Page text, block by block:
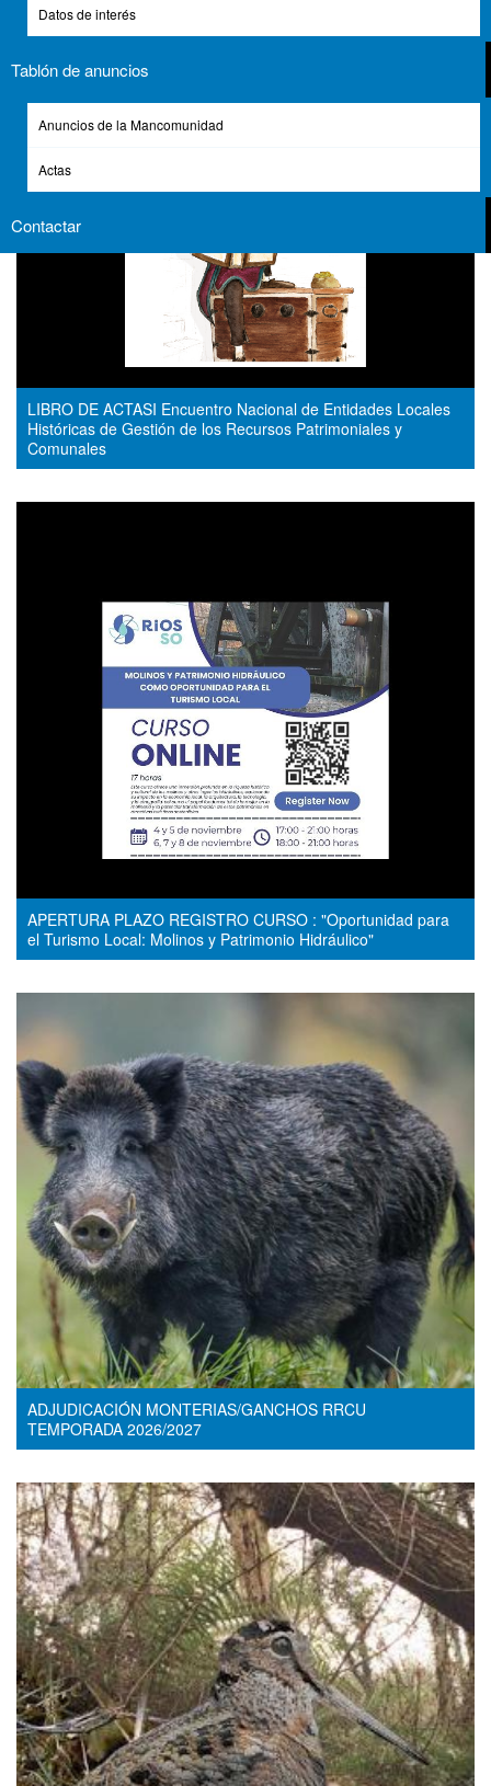
Datos de interés
Tablón de anuncios
Anuncios de la Mancomunidad
Actas
Contactar
LIBRO DE ACTASI Encuentro Nacional de Entidades Locales
Históricas de Gestión de los Recursos Patrimoniales y
Comunales
APERTURA PLAZO REGISTRO CURSO : "Oportunidad para
el Turismo Local: Molinos y Patrimonio Hidráulico"
ADJUDICACIÓN MONTERIAS/GANCHOS RRCU
TEMPORADA 2026/2027